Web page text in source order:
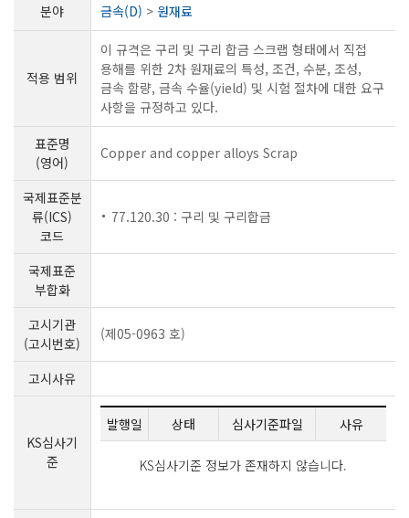
분야 금속(D) > 원재료
적용 범위
이 규격은 구리 및 구리 합금 스크랩 형태에서 직접
용해를 위한 2차 원재료의 특성, 조건, 수분, 조성,
금속 함량, 금속 수율(yield) 및 시험 절차에 대한 요구
사항을 규정하고 있다.
표준명
(영어)
Copper and copper alloys Scrap
국제표준분
류(ICS)
코드
77.120.30 : 구리 및 구리합금
국제표준
부합화
고시기관
(고시번호)
(제05-0963 호)
고시사유
KS심사기
준
발행일 상태 심사기준파일 사유
KS심사기준 정보가 존재하지 않습니다.